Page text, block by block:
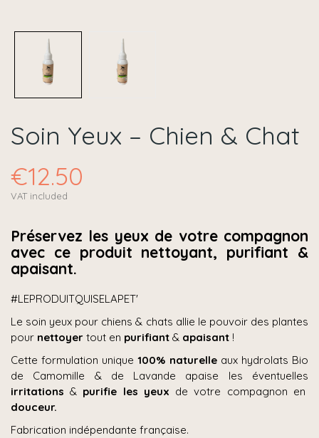
Soin Yeux – Chien & Chat
€12.50
VAT included
Préservez les yeux de votre compagnon
avec ce produit nettoyant, purifiant &
apaisant.
#LEPRODUITQUISELAPET'
Le soin yeux pour chiens & chats allie le pouvoir des plantes
pour nettoyer tout en purifiant & apaisant !
Cette formulation unique100% naturelleaux hydrolats Bio
de Camomille & de Lavande apaise les éventuelles
irritations & purifie les yeux de votre compagnon en
douceur.
Fabrication indépendante française.